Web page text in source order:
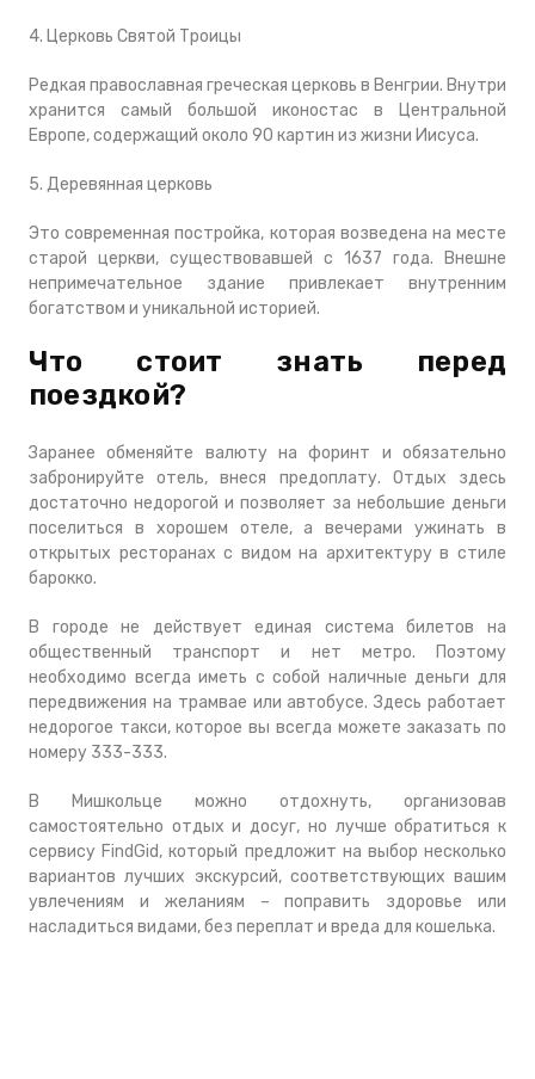
4. Церковь Святой Троицы
Редкая православная греческая церковь в Венгрии. Внутри
хранится самый большой иконостас в Центральной
Европе, содержащий около 90 картин из жизни Иисуса.
5. Деревянная церковь
Это современная постройка, которая возведена на месте
старой церкви, существовавшей с 1637 года. Внешне
непримечательное здание привлекает внутренним
богатством и уникальной историей.
Что стоит знать перед
поездкой?
Заранее обменяйте валюту на форинт и обязательно
забронируйте отель, внеся предоплату. Отдых здесь
достаточно недорогой и позволяет за небольшие деньги
поселиться в хорошем отеле, а вечерами ужинать в
открытых ресторанах с видом на архитектуру в стиле
барокко.
В городе не действует единая система билетов на
общественный транспорт и нет метро. Поэтому
необходимо всегда иметь с собой наличные деньги для
передвижения на трамвае или автобусе. Здесь работает
недорогое такси, которое вы всегда можете заказать по
номеру 333-333.
В Мишкольце можно отдохнуть, организовав
самостоятельно отдых и досуг, но лучше обратиться к
сервису FindGid, который предложит на выбор несколько
вариантов лучших экскурсий, соответствующих вашим
увлечениям и желаниям – поправить здоровье или
насладиться видами, без переплат и вреда для кошелька.